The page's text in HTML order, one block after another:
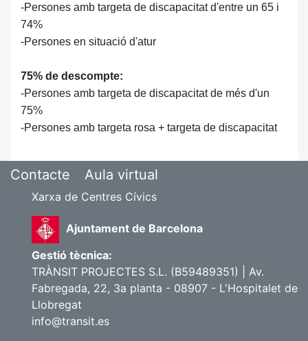
-Persones amb targeta de discapacitat d'entre un 65 i
74%
-Persones en situació d'atur
75% de descompte:
-Persones amb targeta de discapacitat de més d'un
75%
-Persones amb targeta rosa + targeta de discapacitat
Contacte Aula virtual
Xarxa de Centres Cívics
Ajuntament de Barcelona
Gestió tècnica:
TRÀNSIT PROJECTES S.L. (B59489351) | Av.
Fabregada, 22, 3a planta - 08907 - L'Hospitalet de
Llobregat
info@transit.es